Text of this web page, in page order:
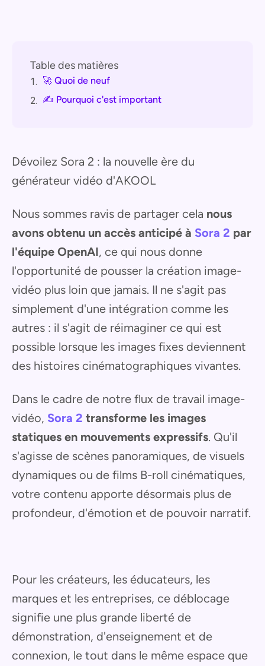
Table des matières
1. 🚀 Quoi de neuf
2. ✍️ Pourquoi c'est important
Dévoilez Sora 2 : la nouvelle ère du
générateur vidéo d'AKOOL
Nous sommes ravis de partager cela nous
avons obtenu un accès anticipé à Sora 2 par
l'équipe OpenAI, ce qui nous donne
l'opportunité de pousser la création image-
vidéo plus loin que jamais. Il ne s'agit pas
simplement d'une intégration comme les
autres : il s'agit de réimaginer ce qui est
possible lorsque les images fixes deviennent
des histoires cinématographiques vivantes.
Dans le cadre de notre flux de travail image-
vidéo, Sora 2 transforme les images
statiques en mouvements expressifs. Qu'il
s'agisse de scènes panoramiques, de visuels
dynamiques ou de films B-roll cinématiques,
votre contenu apporte désormais plus de
profondeur, d'émotion et de pouvoir narratif.
Pour les créateurs, les éducateurs, les
marques et les entreprises, ce déblocage
signifie une plus grande liberté de
démonstration, d'enseignement et de
connexion, le tout dans le même espace que